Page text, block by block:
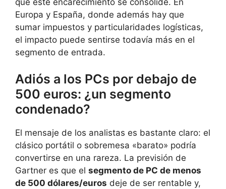
Europa y España, donde además hay que
sumar impuestos y particularidades logísticas,
el impacto puede sentirse todavía más en el
segmento de entrada.
Adiós a los PCs por debajo de
500 euros: ¿un segmento
condenado?
El mensaje de los analistas es bastante claro: el
clásico portátil o sobremesa «barato» podría
convertirse en una rareza. La previsión de
Gartner es que el segmento de PC de menos
de 500 dólares/euros deje de ser rentable y,